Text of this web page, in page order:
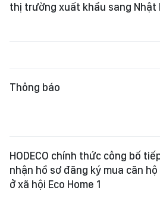
thị trường xuất khẩu sang Nhật
Thông báo
HODECO chính thức công bố
nhận hồ sơ đăng ký mua căn hộ
ở xã hội Eco Home 1